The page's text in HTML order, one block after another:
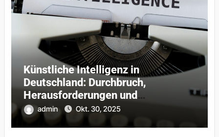
Künstliche Intelligenz in
Deutschland: Durchbruch,
Herausforderungen und
Anwendungsfelder 2025
admin Okt. 30, 2025